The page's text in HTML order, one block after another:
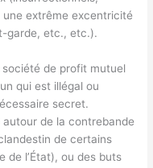
une extrême excentricité
garde, etc., etc.).
de profit mutuel
qui est illégal ou
secret.
de la contrebande
de certains
de l’État), ou des buts